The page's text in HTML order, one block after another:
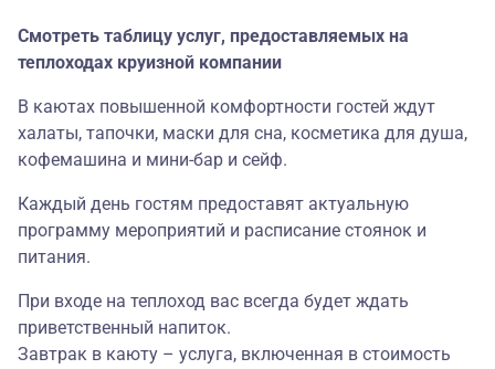
Смотреть таблицу услуг, предоставляемых на
теплоходах круизной компании
В каютах повышенной комфортности гостей ждут
халаты, тапочки, маски для сна, косметика для душа,
кофемашина и мини-бар и сейф.
Каждый день гостям предоставят актуальную
программу мероприятий и расписание стоянок и
питания.
При входе на теплоход вас всегда будет ждать
приветственный напиток.
Завтрак в каюту – услуга, включенная в стоимость